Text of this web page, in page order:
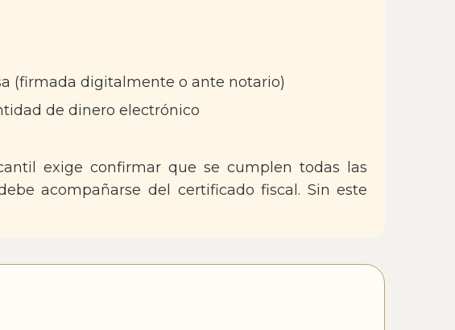
(firmada digitalmente o ante notario)
de dinero electrónico
exige confirmar que se cumplen todas las
acompañarse del certificado fiscal. Sin este